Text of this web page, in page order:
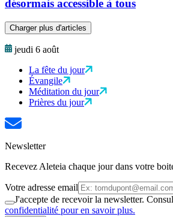
désormais accessible à tous
Charger plus d'articles
jeudi 6 août
La fête du jour
Évangile
Méditation du jour
Prières du jour
Newsletter
Recevez Aleteia chaque jour dans votre
Votre adresse email
J'accepte de recevoir la newsletter.
confidentialité pour en savoir plus.